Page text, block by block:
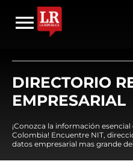
DIRECTORIO
EMPRESARIAL
¡Conozca la información
Colombia! Encuentre NIT,
datos empresarial mas grande